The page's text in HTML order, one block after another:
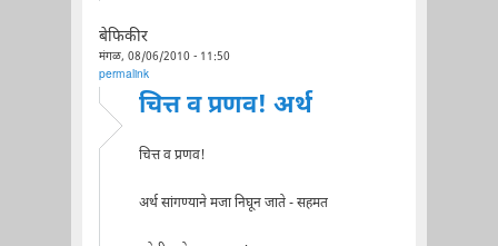
बेफिकीर
मंगळ, 08/06/2010 - 11:50
permalink
चित्त व प्रणव! अर्थ
चित्त व प्रणव!
अर्थ सांगण्याने मजा निघून जाते - सहमत